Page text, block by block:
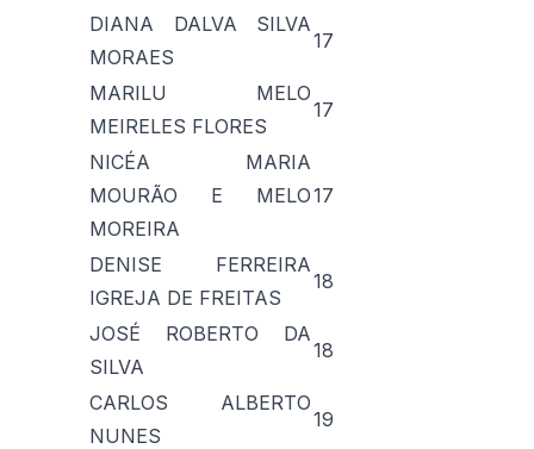
DIANA DALVA SILVA
MORAES
17
MARILU MELO
MEIRELES FLORES
17
NICÉA MARIA
MOURÃO E MELO
MOREIRA
17
DENISE FERREIRA
IGREJA DE FREITAS
18
JOSÉ ROBERTO DA
SILVA
18
CARLOS ALBERTO
NUNES
19